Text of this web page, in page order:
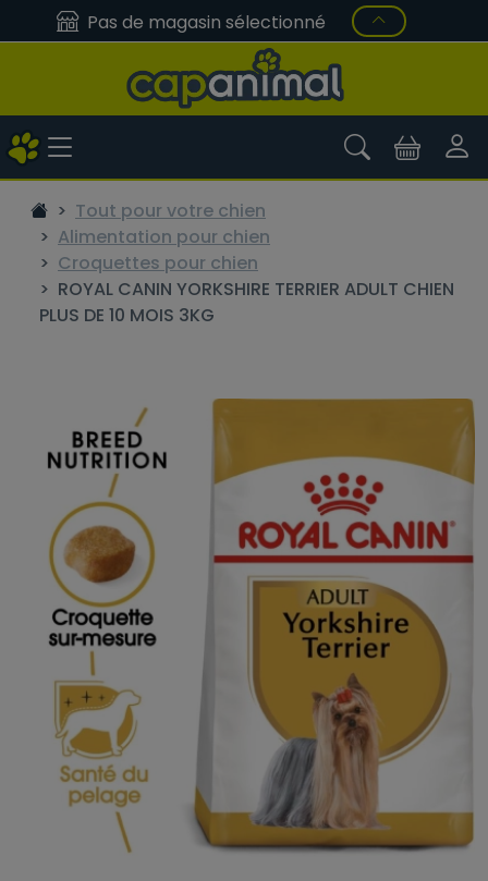
Pas de magasin sélectionné
Tout pour votre chien
Alimentation pour chien
Croquettes pour chien
ROYAL CANIN YORKSHIRE TERRIER ADULT CHIEN
PLUS DE 10 MOIS 3KG